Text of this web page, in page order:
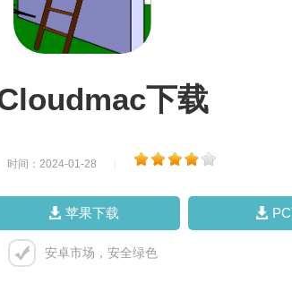
下载
时间：2024-01-28
苹果下载
安卓市场，安全绿色